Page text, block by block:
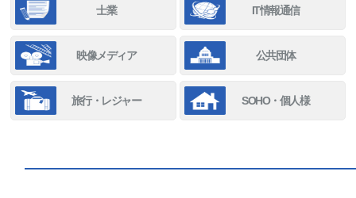
士業 IT情報通信
映像メディア 公共団体
旅行・レジャー SOHO・個人様